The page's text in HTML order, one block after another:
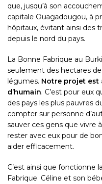
que, jusqu’à son
capitale Ouagadougou, à
hôpitaux, évitant ainsi des
depuis le nord du pays.
La Bonne Fabrique au
seulement des hectares
légumes. Notre projet est
d’humain. C’est pour eux
des pays les plus pauvres
compter sur personne
sauver ces gens que vivre
rester avec eux pour de
aider efficacement.
C’est ainsi que fonctionne
Fabrique. Céline et son